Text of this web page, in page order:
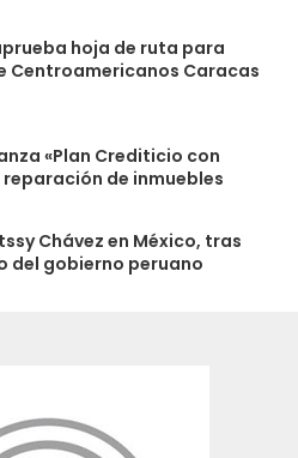
hoja de ruta para
Centroamericanos Caracas
«Plan Crediticio con
de inmuebles
Chávez en México, tras
del gobierno peruano